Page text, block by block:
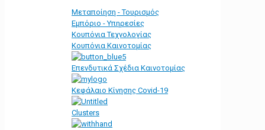
Μεταποίηση - Τουρισμός
Εμπόριο - Υπηρεσίες
Κουπόνια Τεχνολογίας
Κουπόνια Καινοτομίας
Επενδυτικά Σχέδια Καινοτομίας
Κεφάλαιο Κίνησης Covid-19
Clusters